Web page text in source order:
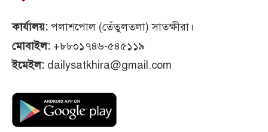
কার্যালয়: পলাশপোল (তেঁতুলতলা) সাতক্ষীরা।
মোবাইল: +৮৮০১৭৪৬-৫৪৫১১৯
ইমেইল: dailysatkhira@gmail.com